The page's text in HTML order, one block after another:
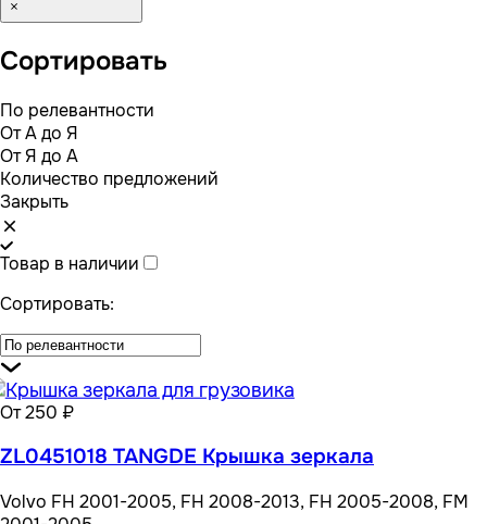
Сортировать
По релевантности
От А до Я
От Я до А
Количество предложений
Закрыть
Товар в наличии
Сортировать:
От 250 ₽
ZL0451018 TANGDE Крышка зеркала
Volvo FH 2001-2005, FH 2008-2013, FH 2005-2008, FM